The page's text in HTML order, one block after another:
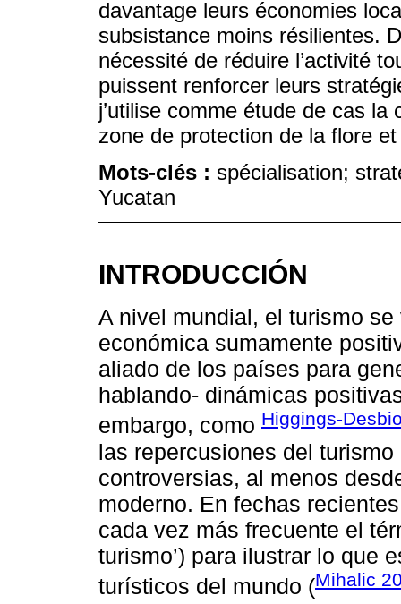
davantage leurs économies
subsistance moins résilientes.
nécessité de réduire l’activité
puissent renforcer leurs
j’utilise comme étude de cas
zone de protection de la flore
Mots-clés : spécialisation;
Yucatan
INTRODUCCIÓN
A nivel mundial, el turismo
económica sumamente
aliado de los países para
hablando- dinámicas
embargo, como Higgings-
las repercusiones del
controversias, al menos
moderno. En fechas
cada vez más frecuente el
turismo’) para ilustrar lo que
turísticos del mundo (Mihalic